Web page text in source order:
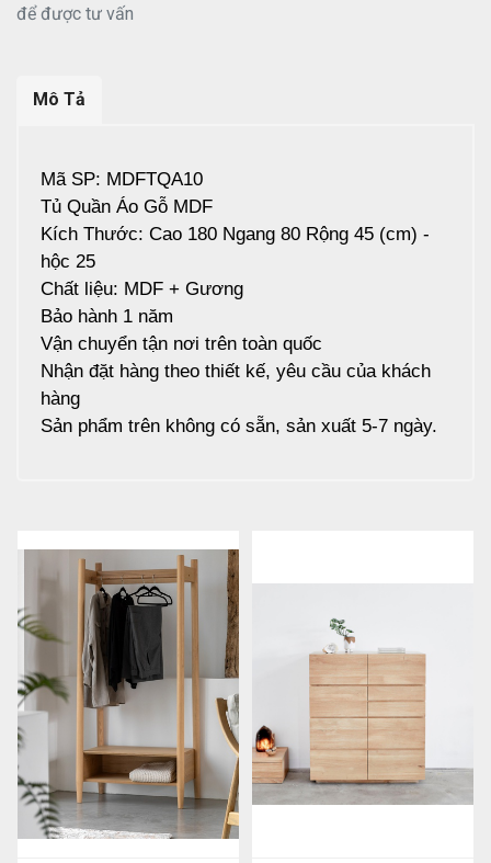
để được tư vấn
Mô Tả
Mã SP: MDFTQA10
Tủ Quần Áo Gỗ MDF
Kích Thước: Cao 180 Ngang 80 Rộng 45 (cm) -
hộc 25
Chất liệu: MDF + Gương
Bảo hành 1 năm
Vận chuyển tận nơi trên toàn quốc
Nhận đặt hàng theo thiết kế, yêu cầu của khách
hàng
Sản phẩm trên không có sẵn, sản xuất 5-7 ngày.